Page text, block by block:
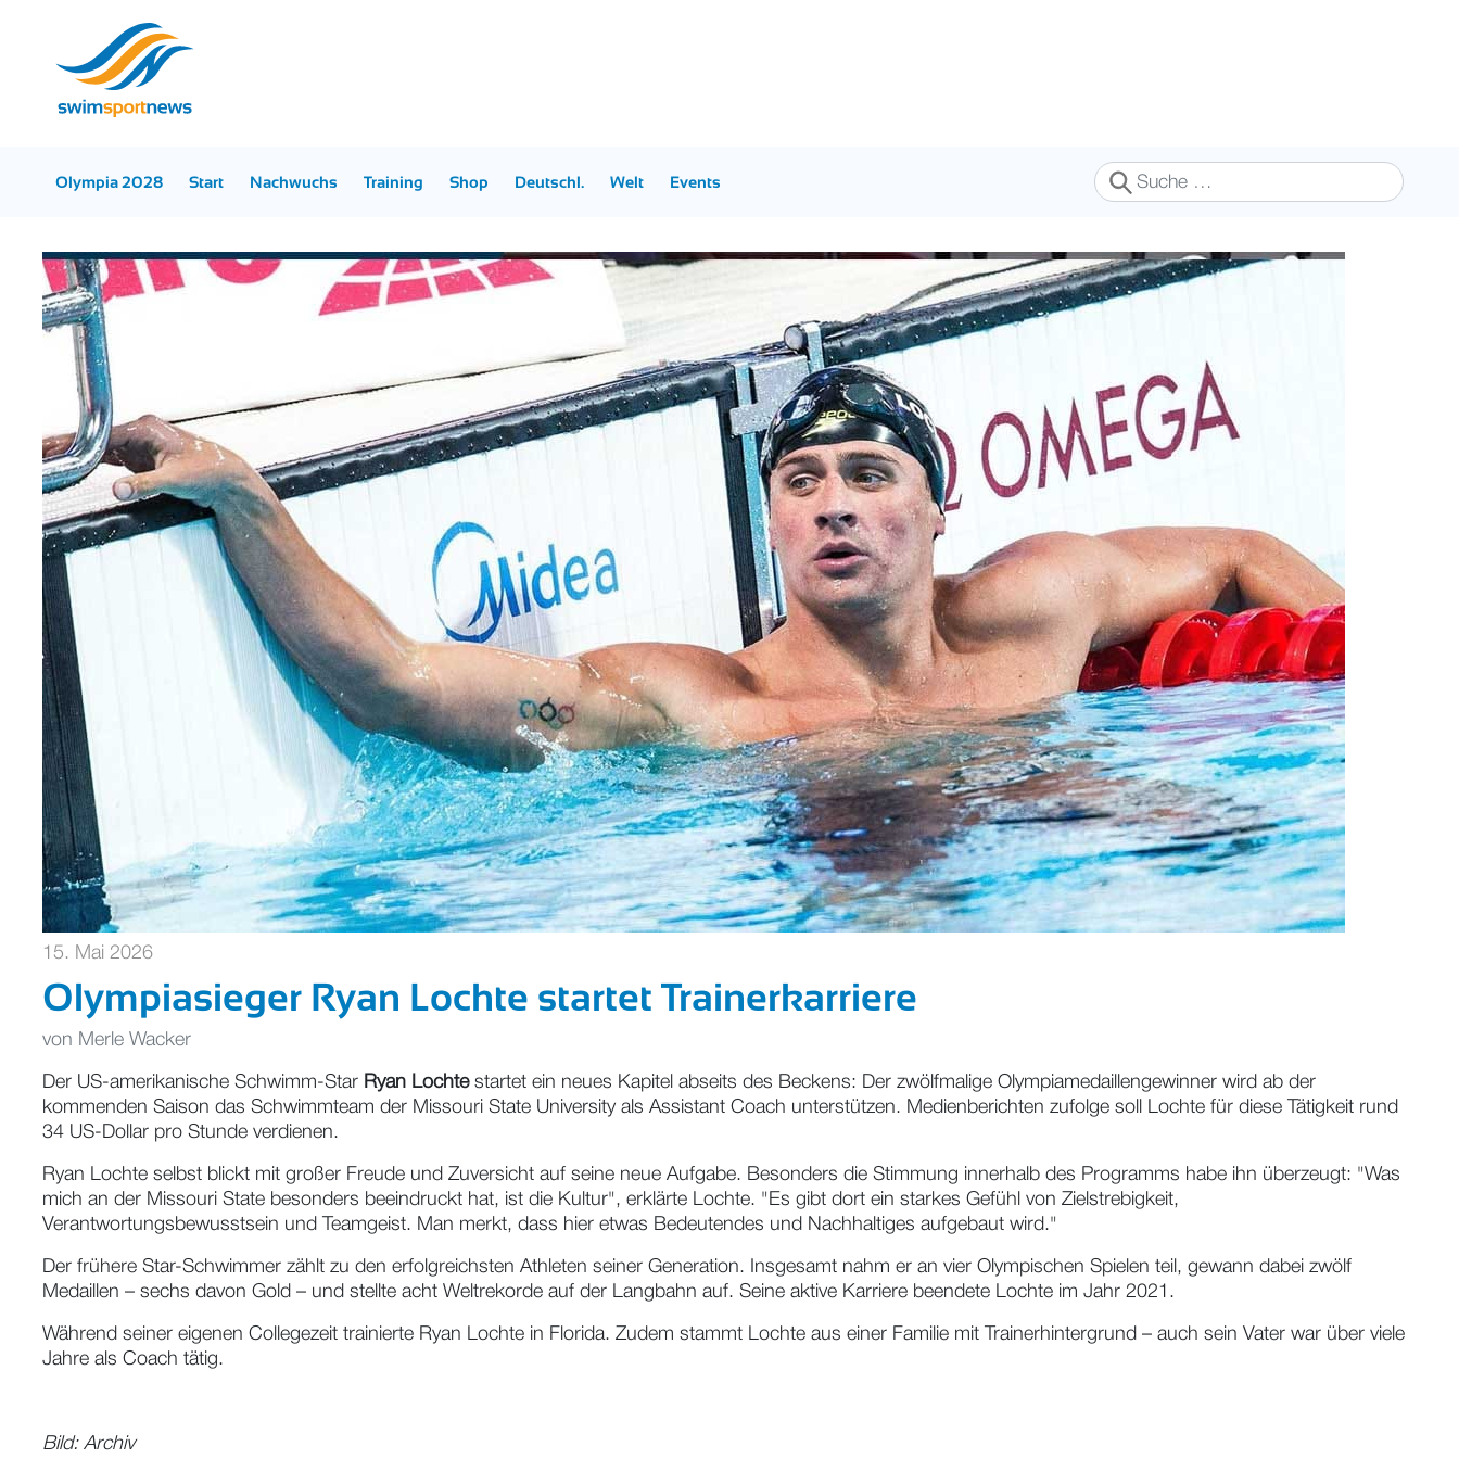
Olympia 2028 Start Nachwuchs Training Shop Deutschl. Welt Events
Suchen
15. Mai 2026
Olympiasieger Ryan Lochte startet Trainerkarriere
von Merle Wacker
Der US-amerikanische Schwimm-Star Ryan Lochtestartet ein neues Kapitel abseits des Beckens: Der zwölfmalige Olympiamedaillengewinner wird ab der
kommenden Saison das Schwimmteam der Missouri State University als Assistant Coach unterstützen. Medienberichten zufolge soll Lochte für diese Tätigkeit rund
34 US-Dollar pro Stunde verdienen.
Ryan Lochte selbst blickt mit großer Freude und Zuversicht auf seine neue Aufgabe. Besonders die Stimmung innerhalb des Programms habe ihn überzeugt: "Was
mich an der Missouri State besonders beeindruckt hat, ist die Kultur", erklärte Lochte. "Es gibt dort ein starkes Gefühl von Zielstrebigkeit,
Verantwortungsbewusstsein und Teamgeist. Man merkt, dass hier etwas Bedeutendes und Nachhaltiges aufgebaut wird."
Der frühere Star-Schwimmer zählt zu den erfolgreichsten Athleten seiner Generation. Insgesamt nahm er an vier Olympischen Spielen teil, gewann dabei zwölf
Medaillen – sechs davon Gold – und stellte acht Weltrekorde auf der Langbahn auf. Seine aktive Karriere beendete Lochte im Jahr 2021.
Während seiner eigenen Collegezeit trainierte Ryan Lochte in Florida. Zudem stammt Lochte aus einer Familie mit Trainerhintergrund – auch sein Vater war über viele
Jahre als Coach tätig.
Bild: Archiv